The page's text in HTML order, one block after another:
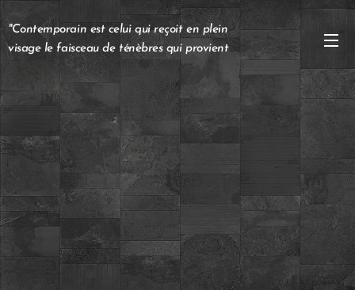
"Contemporain est celui qui reçoit en plein
visage le faisceau de ténèbres qui provient
de son temps", Giorgio Agamben